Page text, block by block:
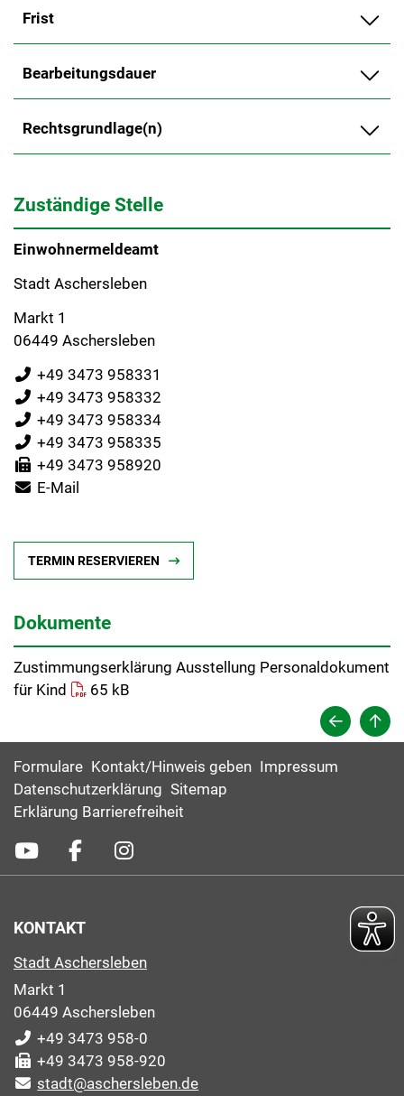
Frist
Bearbeitungsdauer
Rechtsgrundlage(n)
Zuständige Stelle
Einwohnermeldeamt
Stadt Aschersleben
Markt 1
06449 Aschersleben
+49 3473 958331
+49 3473 958332
+49 3473 958334
+49 3473 958335
+49 3473 958920
E-Mail
TERMIN RESERVIEREN
Dokumente
Zustimmungserklärung Ausstellung Personaldokument
für Kind
65 kB
Formulare Kontakt/Hinweis geben Impressum
Datenschutzerklärung Sitemap
Erklärung Barrierefreiheit
KONTAKT
Stadt Aschersleben
Markt 1
06449 Aschersleben
+49 3473 958-0
+49 3473 958-920
stadt@aschersleben.de